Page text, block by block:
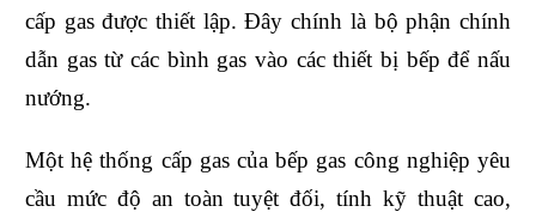
cấp gas được thiết lập. Đây chính là bộ phận chính
dẫn gas từ các bình gas vào các thiết bị bếp để nấu
nướng.
Một hệ thống cấp gas của bếp gas công nghiệp yêu
cầu mức độ an toàn tuyệt đối, tính kỹ thuật cao,